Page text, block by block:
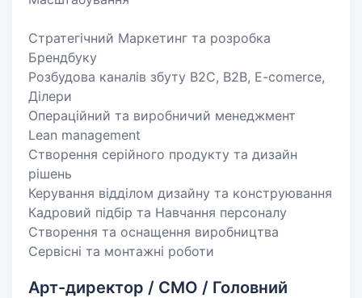
Стратегічний Маркетинг та розробка
Брендбуку
Розбудова каналів збуту B2C, B2B, E-comerce,
Ділери
Операційний та виробничий менеджмент
Lean management
Створення серійного продукту та дизайн
рішень
Керування відділом дизайну та конструювання
Кадровий підбір та Навчання персоналу
Створення та оснащення виробництва
Сервісні та монтажні роботи
Арт-директор / CMO / Головний